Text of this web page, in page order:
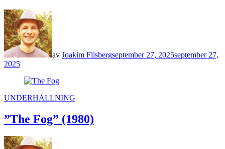
av Joakim Flisbergseptember 27, 2025september 27,
2025
POSTED
UNDERHÅLLNING
”The Fog” (1980)